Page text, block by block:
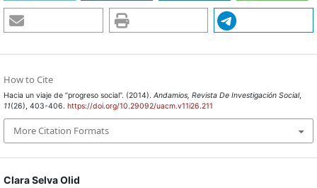
Clara Selva Olid
How to Cite
Hacia un viaje de “progreso social”. (2014). Andamios, Revista De Investigación Social,
11(26), 403-406. https://doi.org/10.29092/uacm.v11i26.211
More Citation Formats